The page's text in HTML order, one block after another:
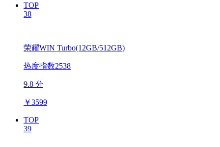
TOP
38
荣耀WIN Turbo(12GB/512GB)
热度指数2538
9.8 分
￥3599
TOP
39